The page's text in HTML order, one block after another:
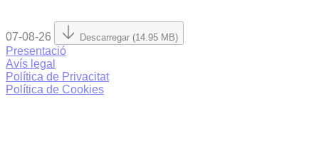
07-08-26 Descarregar (14.95 MB)
Presentació
Avís legal
Política de Privacitat
Política de Cookies